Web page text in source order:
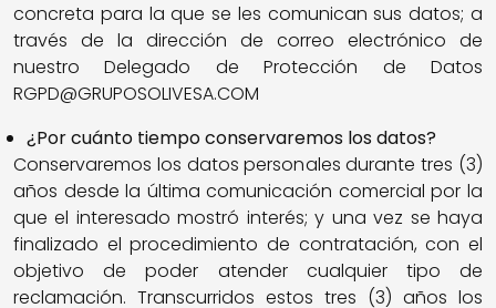
concreta para la que se les comunican sus datos; a
través de la dirección de correo electrónico de
nuestro Delegado de Protección de Datos
RGPD@GRUPOSOLIVESA.COM
¿Por cuánto tiempo conservaremos los datos?
Conservaremos los datos personales durante tres (3)
años desde la última comunicación comercial por la
que el interesado mostró interés; y una vez se haya
finalizado el procedimiento de contratación, con el
objetivo de poder atender cualquier tipo de
reclamación. Transcurridos estos tres (3) años los